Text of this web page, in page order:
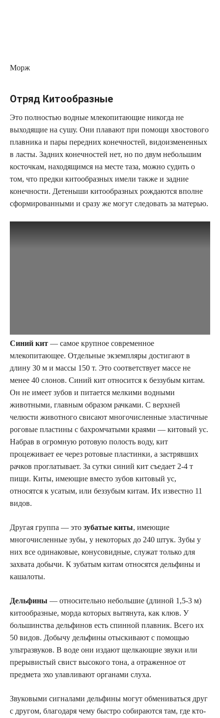
Морж
Отряд Китообразные
Это полностью водные млекопитающие никогда не
выходящие на сушу. Они плавают при помощи хвостового
плавника и пары передних конечностей, видоизмененных
в ласты. Задних конечностей нет, но по двум небольшим
косточкам, находящимся на месте таза, можно судить о
том, что предки китообразных имели также и задние
конечности. Детеныши китообразных рождаются вполне
сформированными и сразу же могут следовать за матерью.
Синий кит — самое крупное современное
млекопитающее. Отдельные экземпляры достигают в
длину 30 м и массы 150 т. Это соответствует массе не
менее 40 слонов. Синий кит относится к беззубым китам.
Он не имеет зубов и питается мелкими водными
животными, главным образом рачками. С верхней
челюсти животного свисают многочисленные эластичные
роговые пластины с бахромчатыми краями — китовый ус.
Набрав в огромную ротовую полость воду, кит
процеживает ее через ротовые пластинки, а застрявших
рачков проглатывает. За сутки синий кит съедает 2-4 т
пищи. Киты, имеющие вместо зубов китовый ус,
относятся к усатым, или беззубым китам. Их известно 11
видов.
Другая группа — это зубатые киты, имеющие
многочисленные зубы, у некоторых до 240 штук. Зубы у
них все одинаковые, конусовидные, служат только для
захвата добычи. К зубатым китам относятся дельфины и
кашалоты.
Дельфины — относительно небольшие (длиной 1,5-3 м)
китообразные, морда которых вытянута, как клюв. У
большинства дельфинов есть спинной плавник. Всего их
50 видов. Добычу дельфины отыскивают с помощью
ультразвуков. В воде они издают щелкающие звуки или
прерывистый свист высокого тона, а отраженное от
предмета эхо улавливают органами слуха.
Звуковыми сигналами дельфины могут обмениваться друг
с другом, благодаря чему быстро собираются там, где кто-